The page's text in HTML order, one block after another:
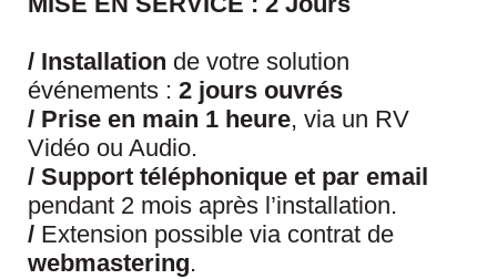
/ Installation de votre solution
événements : 2 jours ouvrés
/ Prise en main 1 heure, via un RV
Vidéo ou Audio.
/ Support téléphonique et par email
pendant 2 mois après l’installation.
/ Extension possible via contrat de
webmastering.